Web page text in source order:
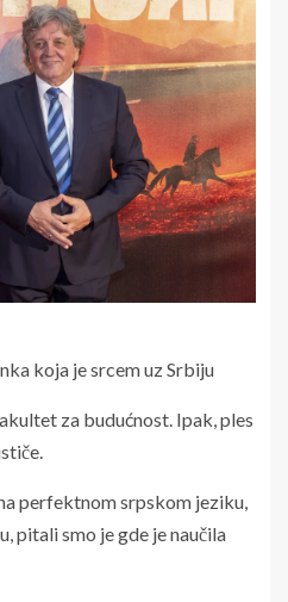
koja je srcem uz Srbiju
za budućnost. Ipak, ples
perfektnom srpskom jeziku,
pitali smo je gde je naučila